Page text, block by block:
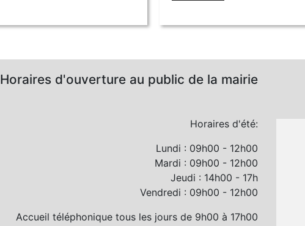
Horaires d'ouverture au public de la mairie
Horaires d'été:
Lundi : 09h00 - 12h00
Mardi : 09h00 - 12h00
Jeudi : 14h00 - 17h
Vendredi : 09h00 - 12h00
Accueil téléphonique tous les jours de 9h00 à 17h00